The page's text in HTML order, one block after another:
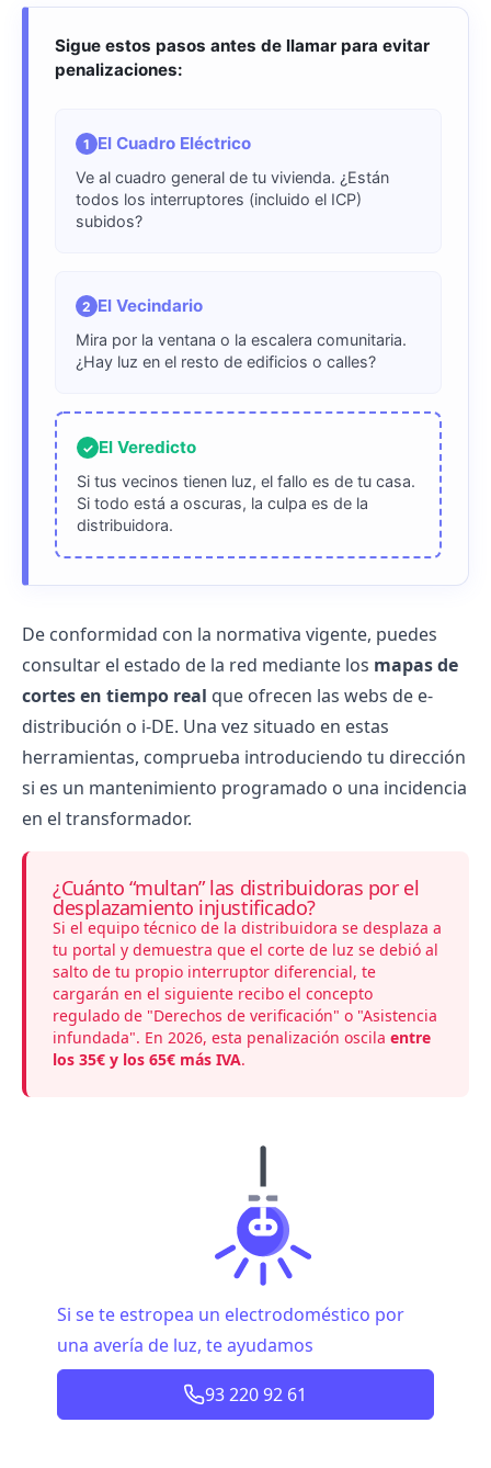
Sigue estos pasos antes de llamar para evitar
penalizaciones:
1 El Cuadro Eléctrico
Ve al cuadro general de tu vivienda. ¿Están
todos los interruptores (incluido el ICP)
subidos?
2 El Vecindario
Mira por la ventana o la escalera comunitaria.
¿Hay luz en el resto de edificios o calles?
✓ El Veredicto
Si tus vecinos tienen luz, el fallo es de tu casa.
Si todo está a oscuras, la culpa es de la
distribuidora.
De conformidad con la normativa vigente, puedes
consultar el estado de la red mediante los mapas de
cortes en tiempo real que ofrecen las webs de e-
distribución o i-DE. Una vez situado en estas
herramientas, comprueba introduciendo tu dirección
si es un mantenimiento programado o una incidencia
en el transformador.
¿Cuánto “multan” las distribuidoras por el
desplazamiento injustificado?
Si el equipo técnico de la distribuidora se desplaza a
tu portal y demuestra que el corte de luz se debió al
salto de tu propio interruptor diferencial, te
cargarán en el siguiente recibo el concepto
regulado de "Derechos de verificación" o "Asistencia
infundada". En 2026, esta penalización oscila entre
los 35€ y los 65€ más IVA.
Si se te estropea un electrodoméstico por
una avería de luz, te ayudamos
93 220 92 61